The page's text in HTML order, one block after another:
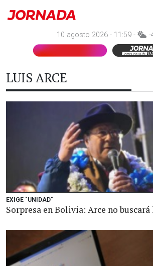
10 agosto 2026 - 11:59 - -
LUIS ARCE
EXIGE "UNIDAD"
Sorpresa en Bolivia: Arce no